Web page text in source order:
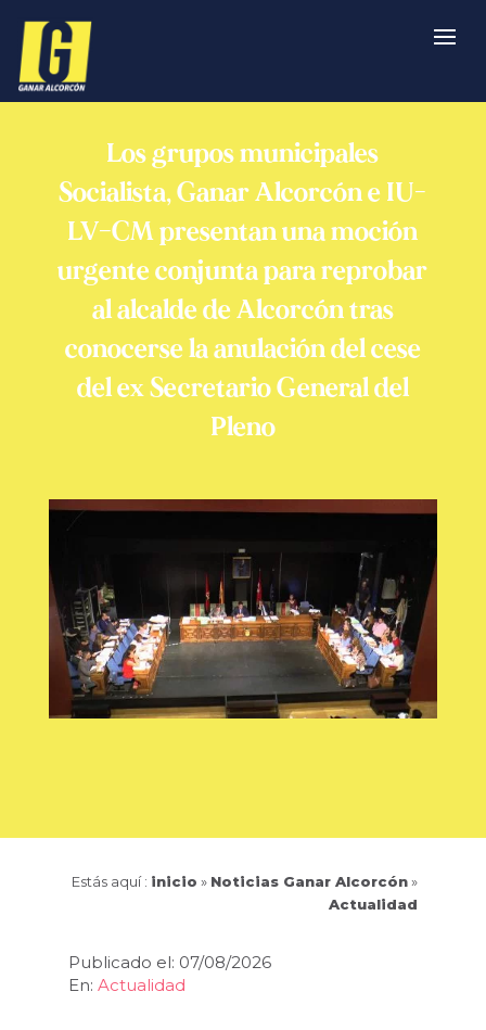
Los grupos municipales
Socialista, Ganar Alcorcón e IU-
LV–CM presentan una moción
urgente conjunta para reprobar
al alcalde de Alcorcón tras
conocerse la anulación del cese
del ex Secretario General del
Pleno
Estás aquí : inicio » Noticias Ganar Alcorcón»
Actualidad
Publicado el: 07/08/2026
En: Actualidad